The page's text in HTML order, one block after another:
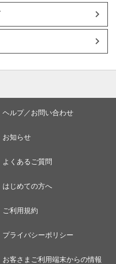
ヘルプ／お問い合わせ
お知らせ
よくあるご質問
はじめての方へ
ご利用規約
プライバシーポリシー
お客さまご利用端末からの情報